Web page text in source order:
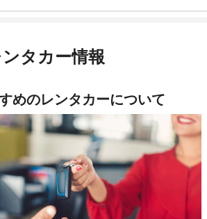
より徒歩で約8分（送迎なし）
細ページはこちら
舗でレンタカーを探す
タカー情報
めのレンタカーについて